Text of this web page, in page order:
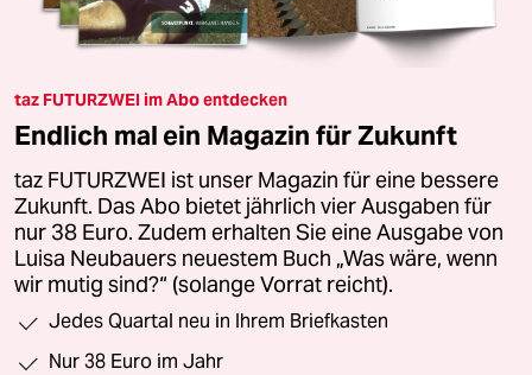
taz FUTURZWEI im Abo entdecken
Endlich mal ein Magazin für Zukunft
taz FUTURZWEI ist unser Magazin für eine bessere
Zukunft. Das Abo bietet jährlich vier Ausgaben für
nur 38 Euro. Zudem erhalten Sie eine Ausgabe von
Luisa Neubauers neuestem Buch „Was wäre, wenn
wir mutig sind?“ (solange Vorrat reicht).
Jedes Quartal neu in Ihrem Briefkasten
Nur 38 Euro im Jahr